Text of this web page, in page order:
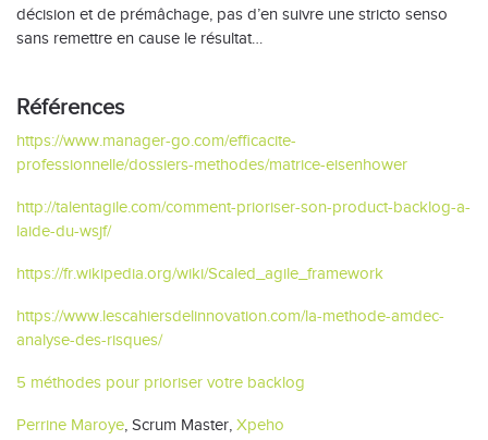
décision et de prémâchage, pas d’en suivre une stricto senso
sans remettre en cause le résultat…
Références
https://www.manager-go.com/efficacite-
professionnelle/dossiers-methodes/matrice-eisenhower
http://talentagile.com/comment-prioriser-son-product-backlog-a-
laide-du-wsjf/
https://fr.wikipedia.org/wiki/Scaled_agile_framework
https://www.lescahiersdelinnovation.com/la-methode-amdec-
analyse-des-risques/
5 méthodes pour prioriser votre backlog
Perrine Maroye , Scrum Master, Xpeho